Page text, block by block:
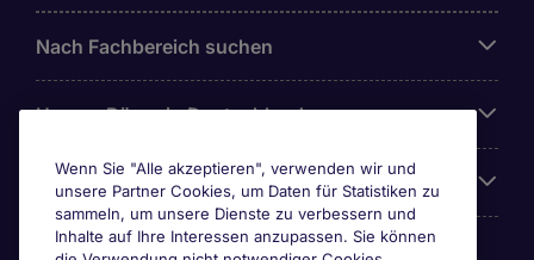
Nach Fachbereich suchen
Unsere Büros in Deutschland
Über Michael Page
Wenn Sie "Alle akzeptieren", verwenden wir und
unsere Partner Cookies, um Daten für Statistiken zu
sammeln, um unsere Dienste zu verbessern und
Inhalte auf Ihre Interessen anzupassen. Sie können